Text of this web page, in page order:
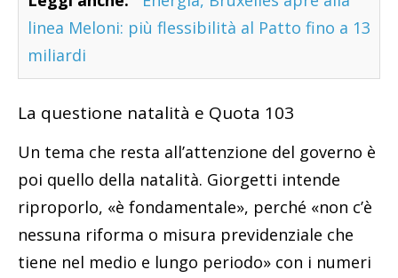
linea Meloni: più flessibilità al Patto fino a 13
miliardi
La questione natalità e Quota 103
Un tema che resta all’attenzione del governo è
poi quello della natalità. Giorgetti intende
riproporlo, «è fondamentale», perché «non c’è
nessuna riforma o misura previdenziale che
tiene nel medio e lungo periodo» con i numeri